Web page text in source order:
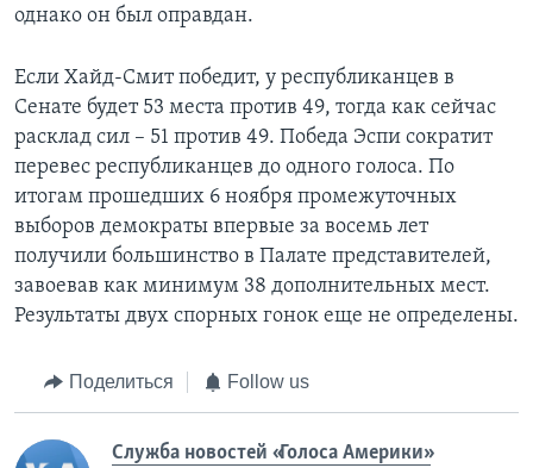
однако он был оправдан.
Если Хайд-Смит победит, у республиканцев в
Сенате будет 53 места против 49, тогда как сейчас
расклад сил – 51 против 49. Победа Эспи сократит
перевес республиканцев до одного голоса. По
итогам прошедших 6 ноября промежуточных
выборов демократы впервые за восемь лет
получили большинство в Палате представителей,
завоевав как минимум 38 дополнительных мест.
Результаты двух спорных гонок еще не определены.
Поделиться Follow us
Служба новостей «Голоса Америки»